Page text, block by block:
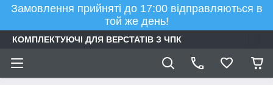
Замовлення прийняті до 17:00 відправляються в
той же день!
КОМПЛЕКТУЮЧІ ДЛЯ ВЕРСТАТІВ З ЧПК